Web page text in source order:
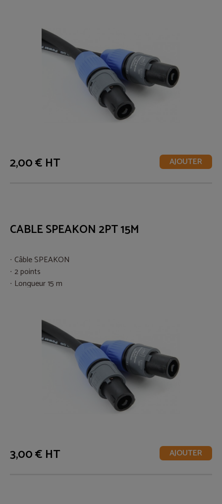
2,00 € HT AJOUTER
CABLE SPEAKON 2PT 15M
Câble SPEAKON
2 points
Longueur 15 m
3,00 € HT AJOUTER